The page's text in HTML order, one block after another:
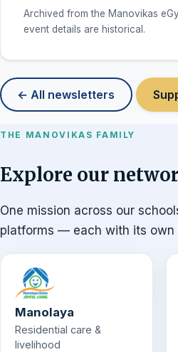
Archived from the Manovikas
event details are historical.
← All newsletters
THE MANOVIKAS FAMILY
Explore our
One mission across our
platforms — each with its own
Manolaya
Residential care &
livelihood